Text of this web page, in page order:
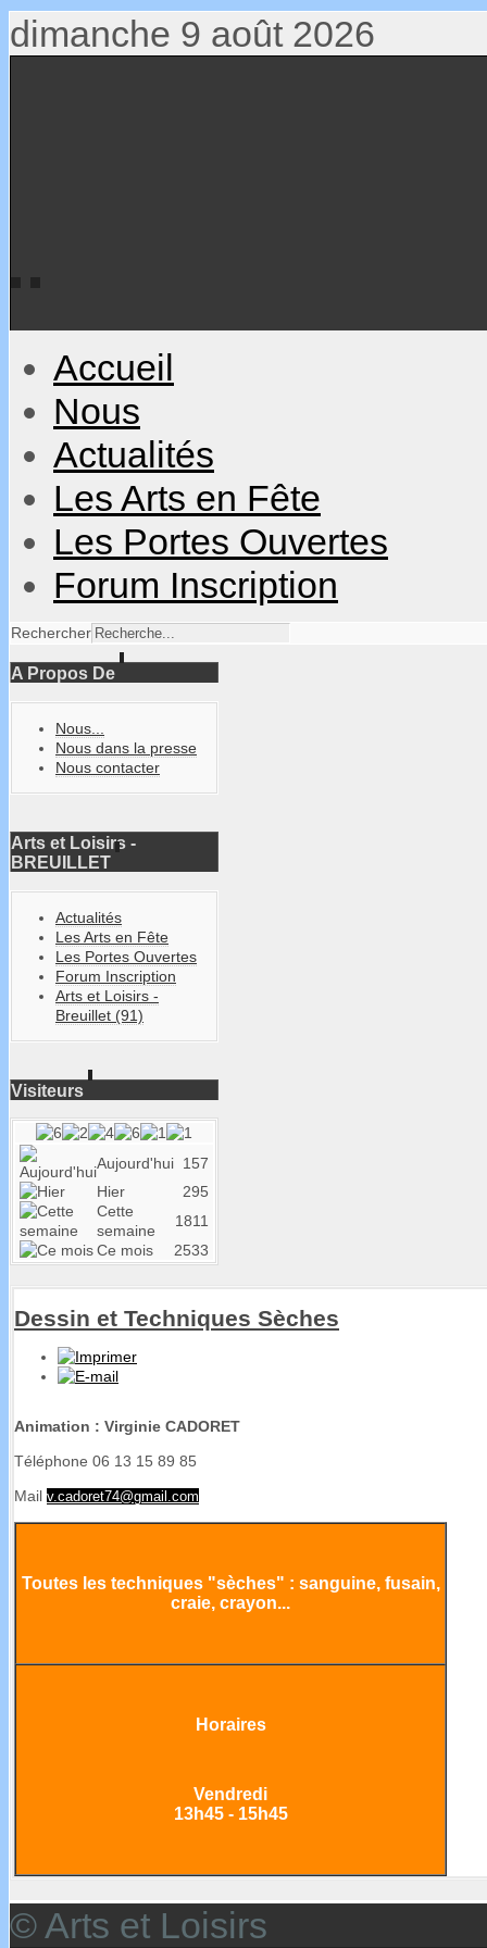
dimanche 9 août 2026
Accueil
Nous
Actualités
Les Arts en Fête
Les Portes Ouvertes
Forum Inscription
Rechercher
A Propos De
Nous...
Nous dans la presse
Nous contacter
Arts et Loisirs -
BREUILLET
Actualités
Les Arts en Fête
Les Portes Ouvertes
Forum Inscription
Arts et Loisirs -
Breuillet (91)
Visiteurs
Aujourd'hui 157
Hier
295
Cette
semaine
1811
Ce mois
2533
Dessin et Techniques Sèches
Animation : Virginie CADORET
Téléphone 06 13 15 89 85
Mail v.cadoret74@gmail.com
Toutes les techniques "sèches" : sanguine, fusain,
craie, crayon...
Horaires
Vendredi
13h45 - 15h45
© Arts et Loisirs